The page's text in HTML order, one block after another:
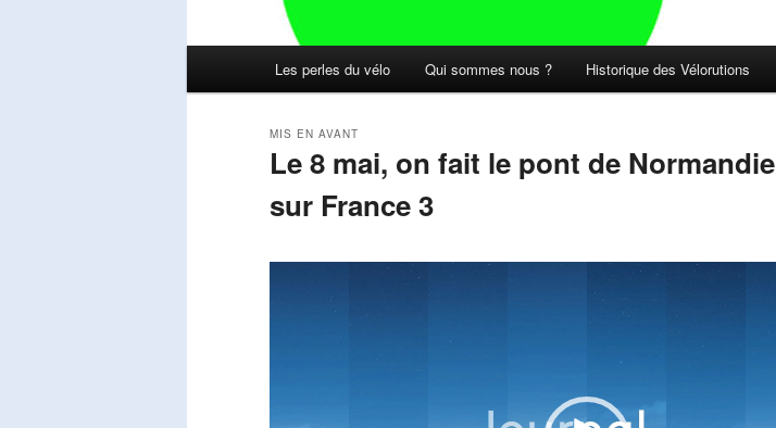
Les perles du vélo Qui sommes nous ? Historique des Vélorutions
Le 8 mai, on fait le pont de Normandie
sur France 3
MIS EN AVANT